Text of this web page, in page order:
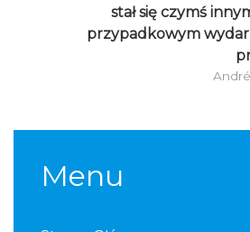
stał się czymś
przypadkowym
Menu